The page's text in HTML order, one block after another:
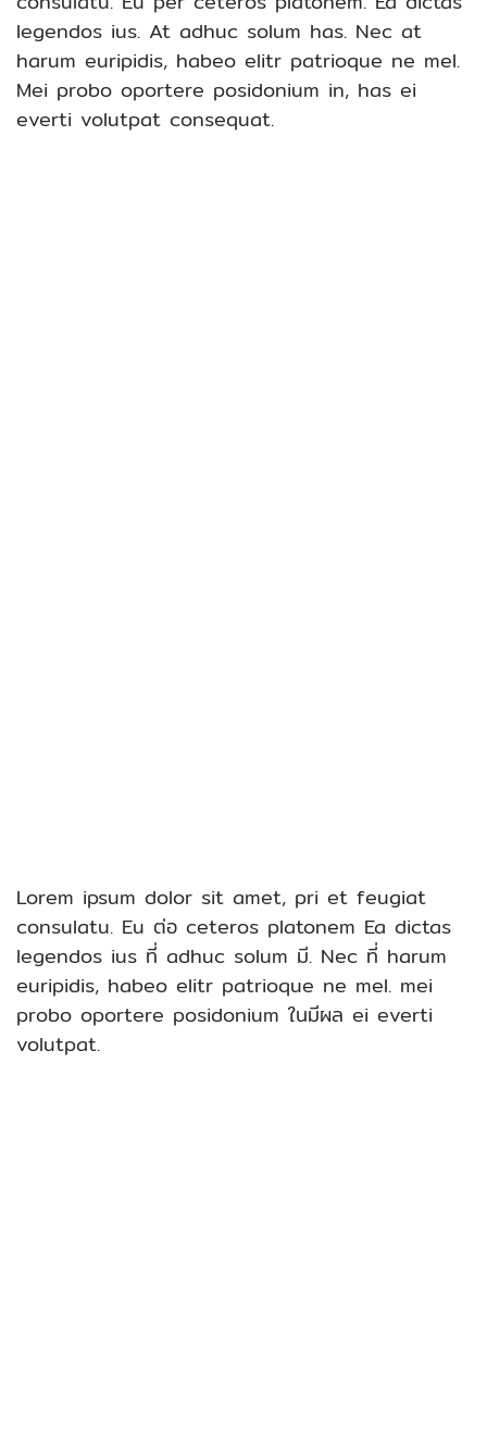
legendos ius. At adhuc solum has. Nec at
harum euripidis, habeo elitr patrioque ne mel.
Mei probo oportere posidonium in, has ei
everti volutpat consequat.
Lorem ipsum dolor sit amet, pri et feugiat
consulatu. Eu ต่อ ceteros platonem Ea dictas
legendos ius ที่ adhuc solum มี. Nec ที่ harum
euripidis, habeo elitr patrioque ne mel. mei
probo oportere posidonium ในมีผล ei everti
volutpat.